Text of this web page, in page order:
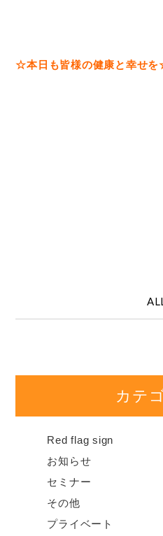
☆本日も皆様の健康と幸せ
カテ
Red flag sign
お知らせ
セミナー
その他
プライベート